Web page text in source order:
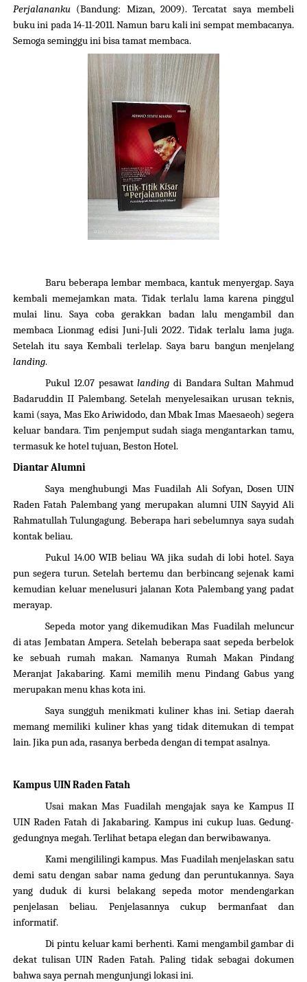
Perjalananku (Bandung: Mizan, 2009). Tercatat saya membeli
buku ini pada 14-11-2011. Namun baru kali ini sempat membacanya.
Semoga seminggu ini bisa tamat membaca.
Baru beberapa lembar membaca, kantuk menyergap. Saya
kembali memejamkan mata. Tidak terlalu lama karena pinggul
mulai linu. Saya coba gerakkan badan lalu mengambil dan
membaca Lionmag edisi Juni-Juli 2022. Tidak terlalu lamajuga.
Setelah itu sayaKembali terlelap. Saya baru bangun menjelang
landing.
Pukul 12.07 pesawatlanding di Bandara Sultan Mahmud
Badaruddin II Palembang. Setelah menyelesaikan urusan teknis,
kami (saya, Mas Eko Ariwidodo, dan Mbak Imas Maesaeoh) segera
keluar bandara. Tim penjemput sudah siaga mengantarkan tamu,
termasuk ke hotel tujuan, Beston Hotel.
Diantar Alumni
Saya menghubungi Mas Fuadilah Ali Sofyan, Dosen UIN
Raden Fatah Palembang yang merupakan alumni UIN Sayyid Ali
Rahmatullah Tulungagung. Beberapa hari sebelumnya saya sudah
kontak beliau.
Pukul 14.00 WIBbeliau WA jika sudah di lobi hotel. Saya
pun segera turun. Setelah bertemu dan berbincang sejenak kami
kemudian keluar menelusuri jalanan Kota Palembang yang padat
merayap.
Sepeda motor yang dikemudikan Mas Fuadilah meluncur
di atas Jembatan Ampera. Setelah beberapa saat sepeda berbelok
ke sebuah rumah makan. Namanya Rumah Makan Pindang
Meranjat Jakabaring. Kami memilih menu Pindang Gabus yang
merupakan menu khas kota ini.
Saya sungguh menikmati kuliner khas ini. Setiap daerah
memang memiliki kuliner khas yang tidak ditemukan di tempat
lain. Jika pun ada, rasanya berbeda dengan di tempat asalnya.
Kampus UIN Raden Fatah
Usai makan Mas Fuadilah mengajak saya ke Kampus II
UIN Raden Fatah di Jakabaring. Kampus ini cukup luas. Gedung-
gedungnya megah. Terlihat betapa elegan dan berwibawanya.
Kami mengililingi kampus. Mas Fuadilah menjelaskan satu
demi satu dengan sabar nama gedung dan peruntukannya. Saya
yang duduk di kursi belakang sepeda motor mendengarkan
penjelasan beliau. Penjelasannya cukup bermanfaat dan
informatif.
Di pintu keluar kami berhenti. Kami mengambil gambar di
dekat tulisan UIN Raden Fatah. Paling tidak sebagai dokumen
bahwa saya pernah mengunjungi lokasi ini.